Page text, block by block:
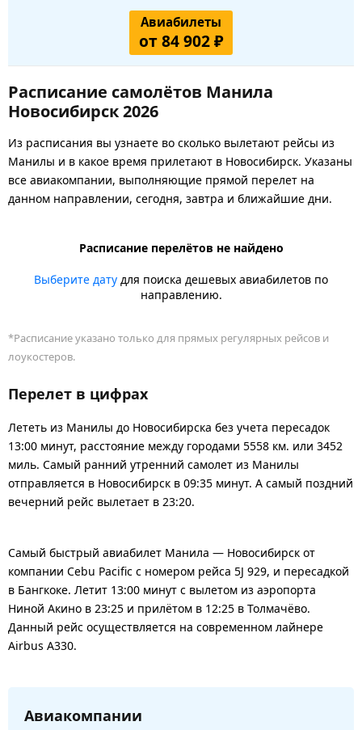
Авиабилеты
от 84 902 ₽
Расписание самолётов Манила
Новосибирск 2026
Из расписания вы узнаете во сколько вылетают рейсы из
Манилы и в какое время прилетают в Новосибирск. Указаны
все авиакомпании, выполняющие прямой перелет на
данном направлении, сегодня, завтра и ближайшие дни.
Расписание перелётов не найдено
Выберите дату для поиска дешевых авиабилетов по
направлению.
*Расписание указано только для прямых регулярных рейсов и
лоукостеров.
Перелет в цифрах
Лететь из Манилы до Новосибирска без учета пересадок
13:00 минут, расстояние между городами 5558 км. или 3452
миль. Самый ранний утренний самолет из Манилы
отправляется в Новосибирск в 09:35 минут. А самый поздний
вечерний рейс вылетает в 23:20.
Самый быстрый авиабилет Манила — Новосибирск от
компании Cebu Pacific с номером рейса 5J 929, и пересадкой
в Бангкоке. Летит 13:00 минут с вылетом из аэропорта
Ниной Акино в 23:25 и прилётом в 12:25 в Толмачёво.
Данный рейс осуществляется на современном лайнере
Airbus A330.
Авиакомпании